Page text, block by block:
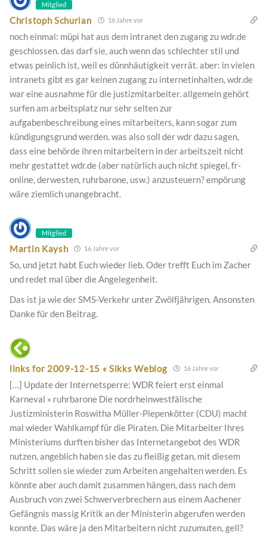
Mitglied
Christoph Schurian 16 Jahre vor
noch einmal: müpi hat aus dem intranet den zugang zu wdr.de
geschlossen. das darf sie, auch wenn das schlechter stil und
etwas peinlich ist, weil es dünnhäutigkeit verrät. aber: in vielen
intranets gibt es gar keinen zugang zu internetinhalten, wdr.de
war eine ausnahme für die justizmitarbeiter. allgemein gehört
surfen am arbeitsplatz nur sehr selten zur
aufgabenbeschreibung eines mitarbeiters, kann sogar zum
kündigungsgrund werden. was also soll der wdr dazu sagen,
dass eine behörde ihren mitarbeitern in der arbeitszeit nicht
mehr gestattet wdr.de (aber natürlich auch nicht spiegel, fr-
online, derwesten, ruhrbarone, usw.) anzusteuern? empörung
wäre ziemlich unangebracht.
Mitglied
Martin Kaysh 16 Jahre vor
So, und jetzt habt Euch wieder lieb. Oder trefft Euch im Zacher
und redet mal über die Angelegenheit.
Das ist ja wie der SMS-Verkehr unter Zwölfjährigen. Ansonsten
Danke für den Beitrag.
links for 2009-12-15 « Sikks Weblog 16 Jahre vor
[…] Update der Internetsperre: WDR feiert erst einmal
Karneval » ruhrbarone Die nordrheinwestfälische
Justizministerin Roswitha Müller-Piepenkötter (CDU) macht
mal wieder Wahlkampf für die Piraten. Die Mitarbeiter Ihres
Ministeriums durften bisher das Internetangebot des WDR
nutzen, angeblich haben sie das zu fleißig getan, mit diesem
Schritt sollen sie wieder zum Arbeiten angehalten werden. Es
könnte aber auch damit zusammen hängen, dass nach dem
Ausbruch von zwei Schwerverbrechern aus einem Aachener
Gefängnis massig Kritik an der Ministerin abgerufen werden
konnte. Das wäre ja den Mitarbeitern nicht zuzumuten, gell?